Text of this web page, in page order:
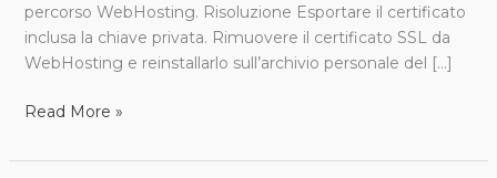
percorso WebHosting. Risoluzione Esportare il certificato
inclusa la chiave privata. Rimuovere il certificato SSL da
WebHosting e reinstallarlo sull’archivio personale del […]
Read More »